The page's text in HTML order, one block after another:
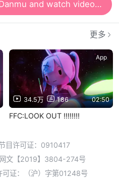
Open the App to send Danmu and watch videos together
更多
34.5万 186 02:50
App
FFC:LOOK OUT !!!!!!!!
目许可证：0910417
文【2019】3804-274号
可证：（沪）字第01248号